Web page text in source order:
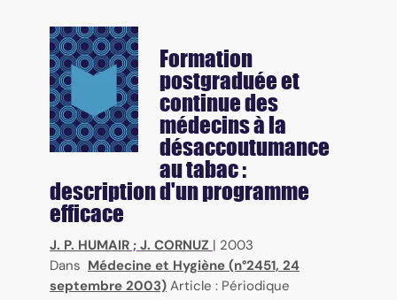
Formation
postgraduée et
continue des
médecins à la
désaccoutumance
au tabac :
description d'un programme
efficace
J. P. HUMAIR ; J. CORNUZ | 2003
Dans Médecine et Hygiène (n°2451, 24
septembre 2003) Article : Périodique